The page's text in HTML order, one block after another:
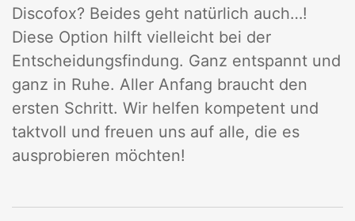
Discofox? Beides geht natürlich auch…!
Diese Option hilft vielleicht bei der
Entscheidungsfindung. Ganz entspannt und
ganz in Ruhe. Aller Anfang braucht den
ersten Schritt. Wir helfen kompetent und
taktvoll und freuen uns auf alle, die es
ausprobieren möchten!